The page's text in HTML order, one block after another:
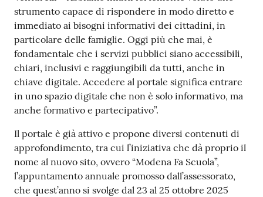
strumento capace di rispondere in modo diretto e
immediato ai bisogni informativi dei cittadini, in
particolare delle famiglie. Oggi più che mai, è
fondamentale che i servizi pubblici siano accessibili,
chiari, inclusivi e raggiungibili da tutti, anche in
chiave digitale. Accedere al portale significa entrare
in uno spazio digitale che non è solo informativo, ma
anche formativo e partecipativo”.
Il portale è già attivo e propone diversi contenuti di
approfondimento, tra cui l’iniziativa che dà proprio il
nome al nuovo sito, ovvero “Modena Fa Scuola”,
l’appuntamento annuale promosso dall’assessorato,
che quest’anno si svolge dal 23 al 25 ottobre 2025